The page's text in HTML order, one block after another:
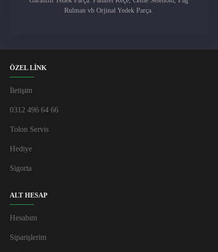
Rulman vb Orjinal Yedek Parça.
ÖZEL LİNK
İletişim
0312 496 64 66
Tolon Servis
Hediye
Sigorta
ALT HESAP
Hesabım
Siparişlerim